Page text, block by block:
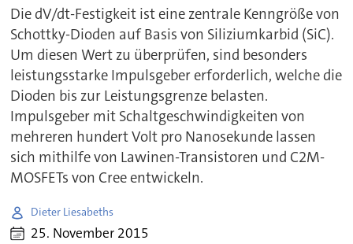
Die dV/dt-Festigkeit ist eine zentrale Kenngröße von
Schottky-Dioden auf Basis von Siliziumkarbid (SiC).
Um diesen Wert zu überprüfen, sind besonders
leistungsstarke Impulsgeber erforderlich, welche die
Dioden bis zur Leistungsgrenze belasten.
Impulsgeber mit Schaltgeschwindigkeiten von
mehreren hundert Volt pro Nanosekunde lassen
sich mithilfe von Lawinen-Transistoren und C2M-
MOSFETs von Cree entwickeln.
Dieter Liesabeths
25. November 2015